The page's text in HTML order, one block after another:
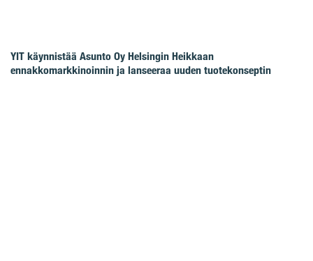
YIT käynnistää Asunto Oy Helsingin Heikkaan
ennakkomarkkinoinnin ja lanseeraa uuden tuotekonseptin